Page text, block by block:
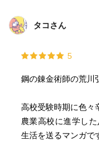
（そうえば叶って
タコさん
5
鋼の錬金術師の荒川
高校受験時期に色々
農業高校に進学し
生活を送るマンガで